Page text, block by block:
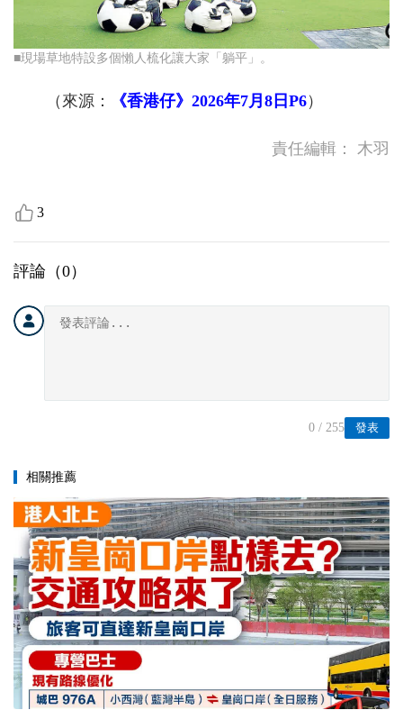
■現場草地特設多個懶人梳化讓大家「躺平」。
（來源： 《香港仔》2026年7月8日P6）
責任編輯： 木羽
3
評論（0）
發表
0 / 255
相關推薦